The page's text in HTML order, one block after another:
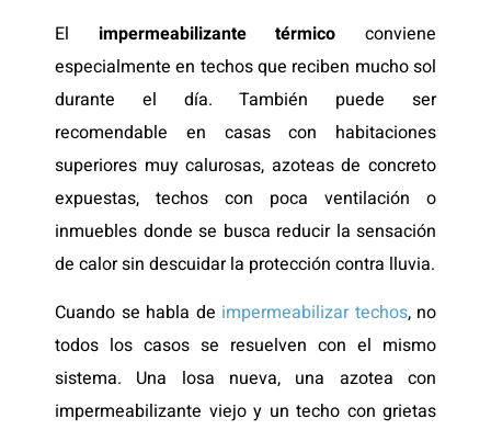
El impermeabilizante térmico conviene
especialmente en techos que reciben mucho sol
durante el día. También puede ser
recomendable en casas con habitaciones
superiores muy calurosas, azoteas de concreto
expuestas, techos con poca ventilación o
inmuebles donde se busca reducir la sensación
de calor sin descuidar la protección contra lluvia.
Cuando se habla de impermeabilizar techos, no
todos los casos se resuelven con el mismo
sistema. Una losa nueva, una azotea con
impermeabilizante viejo y un techo con grietas